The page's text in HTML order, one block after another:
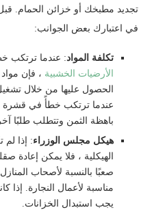
تجديد مطبخك أو خزائن الحمام.
في اعتبارك بعض الجوانب:
تكلفة المواد: عندما ترتكب
الأرضيات الخشبية ، فإن
الحصول عليها من خلال
عندما ترتكب خطأً في قشرة
باهظة الثمن وتتطلب طلبًا
هيكل مجلس الوزراء: إذا لم
الهيكلية ، فلا يمكن إعادة
صعبًا بالنسبة لأصحاب
مناسبة لأعمال النجارة. إذا
يجب استبدال الخزانات.